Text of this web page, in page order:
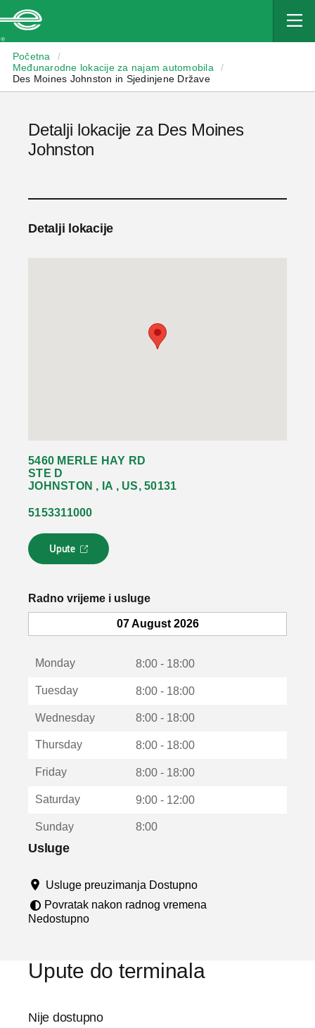
Početna
/
Međunarodne lokacije za najam automobila
/
Des Moines Johnston in Sjedinjene Države
Detalji lokacije za Des Moines
Johnston
Detalji lokacije
5460 MERLE HAY RD
STE D
JOHNSTON , IA , US, 50131
5153311000
Upute
L
i
k
o
u
u
Radno vrijeme i usluge
07 August 2026
Monday 8:00 - 18:00
Tuesday 8:00 - 18:00
Wednesday 8:00 - 18:00
Thursday 8:00 - 18:00
Friday 8:00 - 18:00
Saturday 9:00 - 12:00
Sunday 8:00
Usluge
Usluge preuzimanja Dostupno
Povratak nakon radnog vremena
Nedostupno
Upute do terminala
Nije dostupno